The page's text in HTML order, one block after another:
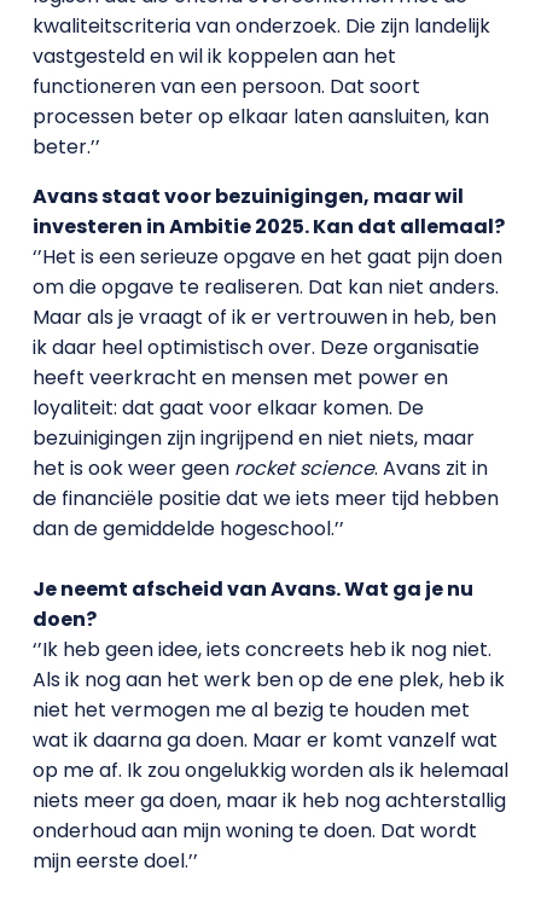
kwaliteitscriteria van onderzoek. Die zijn landelijk
vastgesteld en wil ik koppelen aan het
functioneren van een persoon. Dat soort
processen beter op elkaar laten aansluiten, kan
beter.’’
Avans staat voor bezuinigingen, maar wil
investeren in Ambitie 2025. Kan dat allemaal?
‘’Het is een serieuze opgave en het gaat pijn doen
om die opgave te realiseren. Dat kan niet anders.
Maar als je vraagt of ik er vertrouwen in heb, ben
ik daar heel optimistisch over. Deze organisatie
heeft veerkracht en mensen met power en
loyaliteit: dat gaat voor elkaar komen. De
bezuinigingen zijn ingrijpend en niet niets, maar
het is ook weer geen rocket science. Avans zit in
de financiële positie dat we iets meer tijd hebben
dan de gemiddelde hogeschool.’’
Je neemt afscheid van Avans. Wat ga je nu
doen?
‘’Ik heb geen idee, iets concreets heb ik nog niet.
Als ik nog aan het werk ben op de ene plek, heb ik
niet het vermogen me al bezig te houden met
wat ik daarna ga doen. Maar er komt vanzelf wat
op me af. Ik zou ongelukkig worden als ik helemaal
niets meer ga doen, maar ik heb nog achterstallig
onderhoud aan mijn woning te doen. Dat wordt
mijn eerste doel.’’